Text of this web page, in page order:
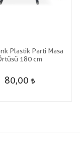
Plastik Parti Masa
180 cm
80,00